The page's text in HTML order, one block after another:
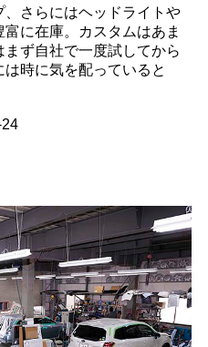
、さらにはヘッドライトや
に在庫。カスタムはあま
ず自社で一度試してから
時に気を配っていると